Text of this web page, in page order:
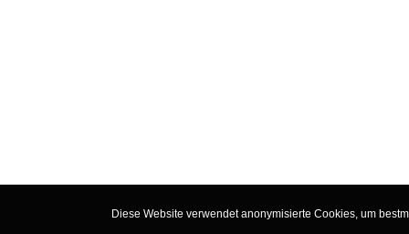
Diese Website verwendet anonymisierte Cookies, um